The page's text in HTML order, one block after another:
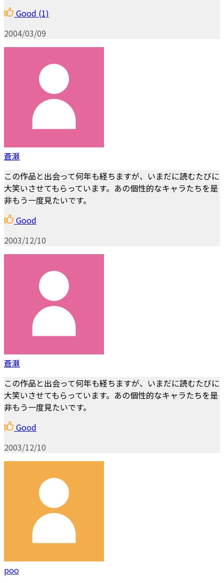
Good (1)
2004/03/09
蒼瀬
この作品と出会って何年も経ちますが、いまだに読むたびに
大笑いさせてもらっています。あの個性的なキャラたちを是
非もう一度見たいです。
Good
2003/12/10
蒼瀬
この作品と出会って何年も経ちますが、いまだに読むたびに
大笑いさせてもらっています。あの個性的なキャラたちを是
非もう一度見たいです。
Good
2003/12/10
poo